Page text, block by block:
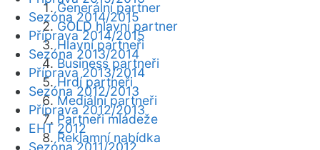
Generální partner
GOLD hlavní partner
Hlavní partneři
Business partneři
Hrdí partneři
Mediální partneři
Partneři mládeže
Reklamní nabídka
Sezóna 2014/2015
Příprava 2014/2015
Sezóna 2013/2014
Příprava 2013/2014
Sezóna 2012/2013
Příprava 2012/2013
EHT 2012
Sezóna 2011/2012